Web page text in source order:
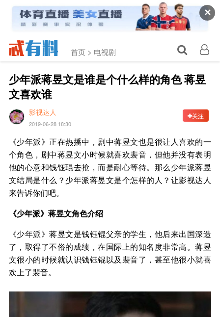
✕
首页 > 电视剧
少年派蒋昱文是谁是个什么样的角色 蒋昱
文喜欢谁
影视达人
2019-06-28 18:30
关注
《少年派》正在热播中，剧中蒋昱文也是很让人喜欢的一
个角色，剧中蒋昱文小时候就喜欢裴音，但他并没有表明
他的心意和钱钰琨去抢，而是耐心等待。那么少年派蒋昱
文结局是什么？少年派蒋昱文是个怎样的人？让影视达人
来告诉你们吧。
《少年派》蒋昱文角色介绍
《少年派》蒋昱文是钱钰锟父亲的学生，他后来出国深造
了，取得了不俗的成绩，在国际上的知名度非常高。蒋昱
文很小的时候就认识钱钰锟以及裴音了，甚至他很小就喜
欢上了裴音。